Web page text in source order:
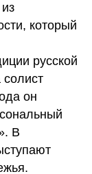
который
русской
он
В